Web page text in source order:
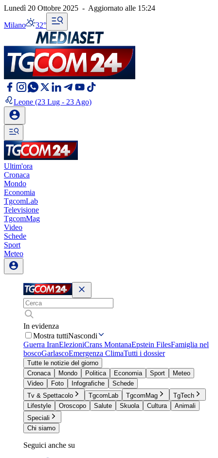
Lunedì 20 Ottobre 2025 - Aggiornato alle 15:24
Milano 32°
Leone (23 Lug - 23 Ago)
Ultim'ora
Cronaca
Mondo
Economia
TgcomLab
Televisione
TgcomMag
Video
Schede
Sport
Meteo
In evidenza
Mostra tuttiNascondi
Guerra IranElezioniCrans MontanaEpstein FilesFamiglia nel
boscoGarlascoEmergenza ClimaTutti i dossier
Tutte le notizie del giorno
Cronaca
Mondo Politica Economia Sport
Meteo
Video
Foto Infografiche
Schede
Tv & Spettacolo
TgcomLab TgcomMag
TgTech
Lifestyle
Oroscopo Salute Skuola Cultura
Animali
Speciali
Chi siamo
Seguici anche su